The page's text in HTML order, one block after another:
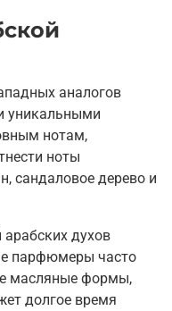
аналогов
уникальными
нотам,
ноты
сандаловое дерево и
арабских духов
парфюмеры часто
масляные формы,
долгое время